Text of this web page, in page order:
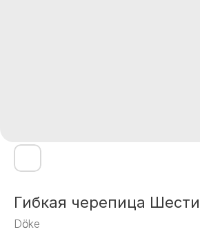
Гибкая черепица
Dӧcke